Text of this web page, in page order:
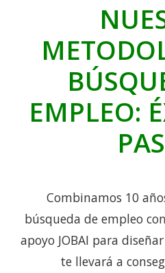
EMPLEO:
Combinamos 10
búsqueda de empleo
apoyo JOBAI para
te llevará a